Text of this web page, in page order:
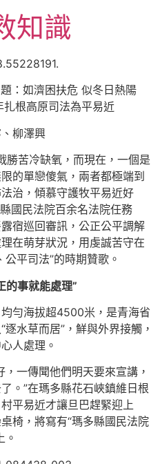
知識
：如濟困扶危 似冬日熱陽
根高原司法為平易近
柳澤興
勝苦冷缺氧，而現在，一個是
的單戀傻氣，兩者都極端到
治，傾慕守護牧平易近好
國民法院百余名法院任務
宿巡回審訊，公正公平調解
在萌芽狀況，用虔誠苦守在
平司法”的時期贊歌。
的事就能處理”
勻海拔超4500米，是青海省
水草而居”，鮮與外界接觸，
人處理。
一傳聞他們明天要來宣講，
。”在瑪多縣花石峽鎮維日根
平易近才讓旦巴趕緊迎上
椅，將寫有“瑪多縣國民法院
。